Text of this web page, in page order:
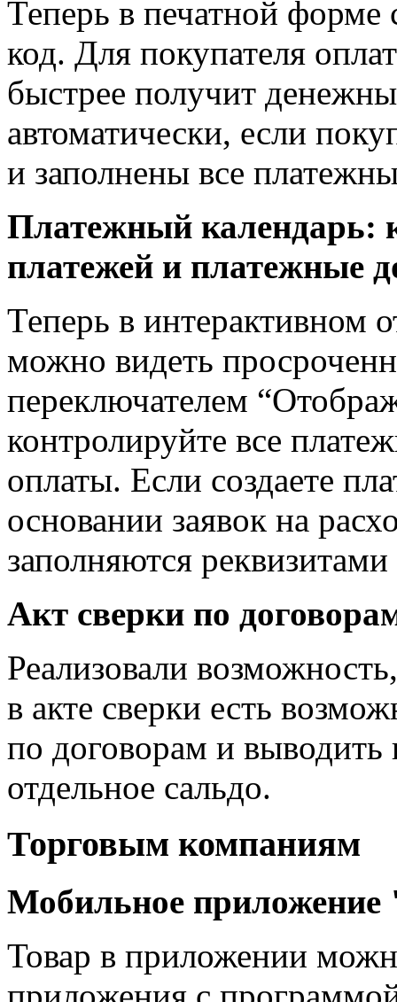
Теперь в печатной форме
код. Для покупателя
быстрее получит
автоматически, если
и заполнены все
Платежный календарь:
платежей и платежные
Теперь в интерактивном
можно видеть
переключателем
контролируйте все
оплаты. Если создаете
основании заявок на
заполняются
Акт сверки по
Реализовали
в акте сверки есть
по договорам и
отдельное сальдо.
Торговым компаниям
Мобильное приложение
Товар в приложении